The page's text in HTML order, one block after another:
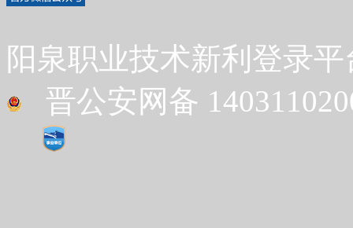
阳泉职业技术新利登录
晋公安网备